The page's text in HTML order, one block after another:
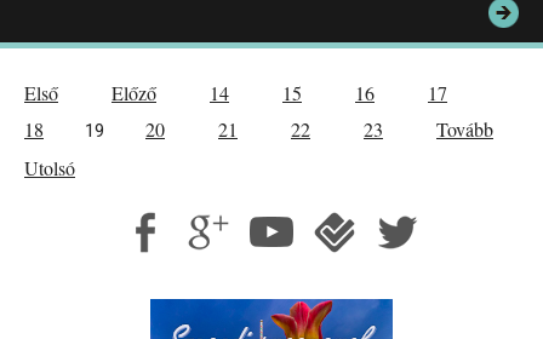
Első Előző 14 15 16
17
18
19 20 21 22 23
Tovább
Utolsó